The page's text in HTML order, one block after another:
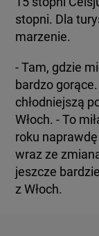
stopni. Dla
marzenie.
- Tam, gdzie
bardzo
chłodniejszą
Włoch. - To
roku
wraz ze
jeszcze
z Włoch.